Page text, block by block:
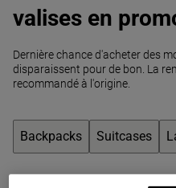
valises en
Dernière chance d'acheter des
disparaissent pour de bon. La
recommandé à l'origine.
Backpacks Suitcases